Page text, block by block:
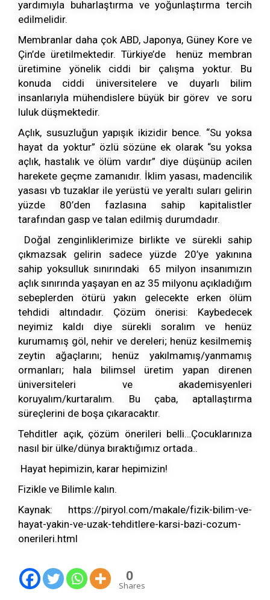
yardımıyla buharlaştırma ve yoğunlaştırma tercih
edilmelidir.
Membranlar daha çok ABD, Japonya, Güney Kore ve
Çin’de üretilmektedir. Türkiye’de henüz membran
üretimine yönelik ciddi bir çalışma yoktur. Bu
konuda ciddi üniversitelere ve duyarlı bilim
insanlarıyla mühendislere büyük bir görev ve soru
luluk düşmektedir.
Açlık, susuzluğun yapışık ikizidir bence. “Su yoksa
hayat da yoktur” özlü sözüne ek olarak “su yoksa
açlık, hastalık ve ölüm vardır” diye düşünüp acilen
harekete geçme zamanıdır. İklim yasası, madencilik
yasası vb tuzaklar ile yerüstü ve yeraltı suları gelirin
yüzde 80’den fazlasına sahip kapitalistler
tarafından gasp ve talan edilmiş durumdadır.
Doğal zenginliklerimize birlikte ve sürekli sahip
çıkmazsak gelirin sadece yüzde 20’ye yakınına
sahip yoksulluk sınırındaki 65 milyon insanımızın
açlık sınırında yaşayan en az 35 milyonu açıkladığım
sebeplerden ötürü yakın gelecekte erken ölüm
tehdidi altındadır. Çözüm önerisi: Kaybedecek
neyimiz kaldı diye sürekli soralım ve henüz
kurumamış göl, nehir ve dereleri; henüz kesilmemiş
zeytin ağaçlarını; henüz yakılmamış/yanmamış
ormanları; hala bilimsel üretim yapan direnen
üniversiteleri ve akademisyenleri
koruyalım/kurtaralım. Bu çaba, aptallaştırma
süreçlerini de boşa çıkaracaktır.
Tehditler açık, çözüm önerileri belli…Çocuklarınıza
nasıl bir ülke/dünya bıraktığımız ortada..
Hayat hepimizin, karar hepimizin!
Fizikle ve Bilimle kalın.
Kaynak: https://piryol.com/makale/fizik-bilim-ve-
hayat-yakin-ve-uzak-tehditlere-karsi-bazi-cozum-
onerileri.html
0
Shares